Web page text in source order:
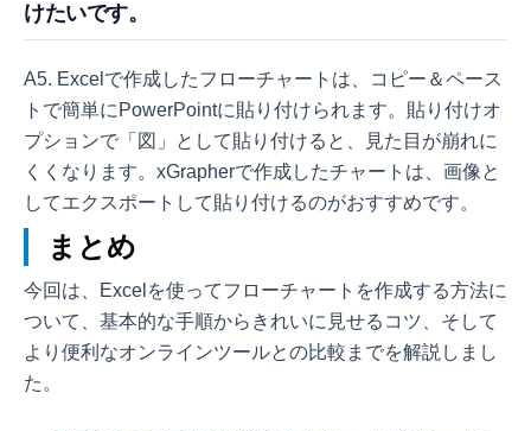
けたいです。
A5. Excelで作成したフローチャートは、コピー＆ペース
トで簡単にPowerPointに貼り付けられます。貼り付けオ
プションで「図」として貼り付けると、見た目が崩れに
くくなります。xGrapherで作成したチャートは、画像と
してエクスポートして貼り付けるのがおすすめです。
まとめ
今回は、Excelを使ってフローチャートを作成する方法に
ついて、基本的な手順からきれいに見せるコツ、そして
より便利なオンラインツールとの比較までを解説しまし
た。